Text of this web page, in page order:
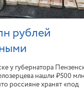
рублей
у губернатора
нашли ₽500
россияне хранят «под